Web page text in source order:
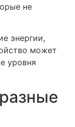
не
энергии,
может
уровня